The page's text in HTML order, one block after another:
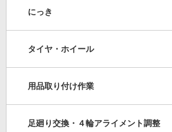
にっき
タイヤ・ホイール
用品取り付け作業
足廻り交換・４輪アライメント調整